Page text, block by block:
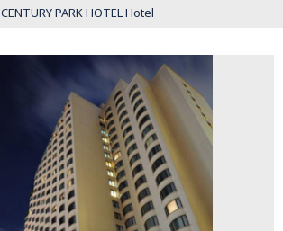
CENTURY PARK HOTEL Hotel